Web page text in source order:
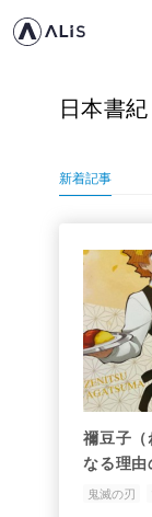
日本書紀
新着記事
禰豆子
なる理
後編＞
鬼滅の刃